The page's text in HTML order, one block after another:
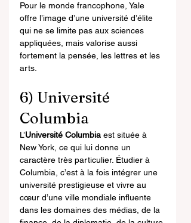
Pour le monde francophone, Yale
offre l’image d’une université d’élite
qui ne se limite pas aux sciences
appliquées, mais valorise aussi
fortement la pensée, les lettres et les
arts.
6) Université
Columbia
L’Université Columbia est située à
New York, ce qui lui donne un
caractère très particulier. Étudier à
Columbia, c’est à la fois intégrer une
université prestigieuse et vivre au
cœur d’une ville mondiale influente
dans les domaines des médias, de la